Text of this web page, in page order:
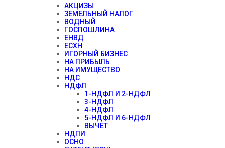
АКЦИЗЫ
ЗЕМЕЛЬНЫЙ НАЛОГ
ВОДНЫЙ
ГОСПОШЛИНА
ЕНВД
ЕСХН
ИГОРНЫЙ БИЗНЕС
НА ПРИБЫЛЬ
НА ИМУЩЕСТВО
НДС
НДФЛ
1-НДФЛ И 2-НДФЛ
3-НДФЛ
4-НДФЛ
5-НДФЛ И 6-НДФЛ
ВЫЧЕТ
НДПИ
ОСНО